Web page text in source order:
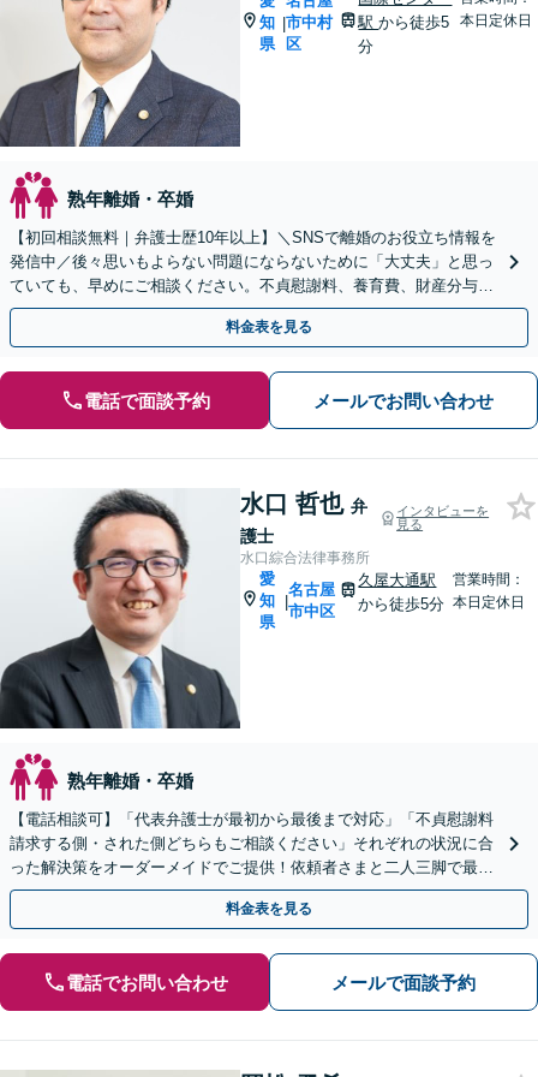
知
県
|市中村
区
駅から徒歩5
分
本日定休日
熟年離婚・卒婚
【初回相談無料｜弁護士歴10年以上】＼SNSで離婚のお役立ち情報を
発信中／後々思いもよらない問題にならないために「大丈夫」と思っ
ていても、早めにご相談ください。不貞慰謝料、養育費、財産分与、
DV、モラハラなど【出張相談可｜名古屋駅10分】
料金表を見る
電話で面談予約 メールでお問い合わせ
水口 哲也 弁
護士
インタビューを
見る
水口綜合法律事務所
愛
知
県
|
名古屋
市中区
久屋大通駅
から徒歩5分
営業時間：
本日定休日
熟年離婚・卒婚
【電話相談可】「代表弁護士が最初から最後まで対応」「不貞慰謝料
請求する側・された側どちらもご相談ください」それぞれの状況に合
った解決策をオーダーメイドでご提供！依頼者さまと二人三脚で最適
なゴールを目指す【休日・夜間相談可】
料金表を見る
電話でお問い合わせ メールで面談予約